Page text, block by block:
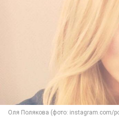
Оля Полякова (фото: instagram.com/